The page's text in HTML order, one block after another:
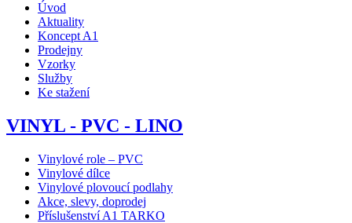
Úvod
Aktuality
Koncept A1
Prodejny
Vzorky
Služby
Ke stažení
VINYL - PVC - LINO
Vinylové role – PVC
Vinylové dílce
Vinylové plovoucí podlahy
Akce, slevy, doprodej
Příslušenství A1 TARKO